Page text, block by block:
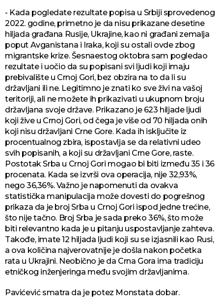
- Kada pogledate rezultate popisa u Srbiji sprovedenog
2022. godine, primetno je da nisu prikazane desetine
hiljada građana Rusije, Ukrajine, kao ni građani zemalja
poput Avganistana i Iraka, koji su ostali ovde zbog
migrantske krize. Šesnaestog oktobra sam pogledao
rezultate i uočio da su popisani svi ljudi koji imaju
prebivalište u Crnoj Gori, bez obzira na to da li su
državljani ili ne. Legitimno je znati ko sve živi na vašoj
teritoriji, ali ne možete ih prikazivati u ukupnom broju
državljana svoje države. Prikazano je 623 hiljade ljudi
koji žive u Crnoj Gori, od čega je više od 70 hiljada onih
koji nisu državljani Crne Gore. Kada ih isključite iz
procentualnog zbira, ispostavlja se da relativni udeo
svih popisanih, a koji su državljani Crne Gore, raste.
Postotak Srba u Crnoj Gori mogao bi biti između 35 i 36
procenata. Kada se izvrši ova operacija, nije 32,93%,
nego 36,36%. Važno je napomenuti da ovakva
statistička manipulacija može dovesti do pogrešnog
prikaza da je broj Srba u Crnoj Gori ispod jedne trećine,
što nije tačno. Broj Srba je sada preko 36%, što može
biti relevantno kada je u pitanju uspostavljanje zahteva.
Takođe, imate 12 hiljada ljudi koji su se izjasnili kao Rusi,
a ova količina najverovatnije je došla nakon početka
rata u Ukrajini. Neobično je da Crna Gora ima tradiciju
etničkog inženjeringa među svojim državljanima.
Pavićević smatra da je potez Monstata dobar.